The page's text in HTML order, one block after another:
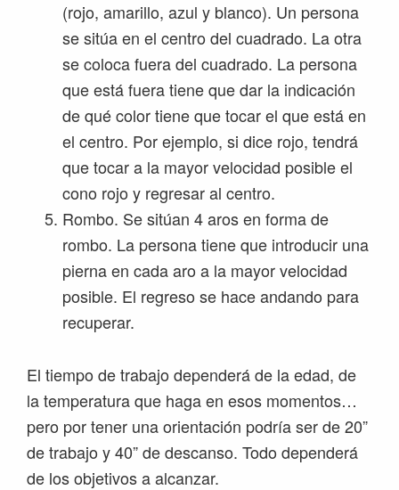
(rojo, amarillo, azul y blanco). Un persona
se sitúa en el centro del cuadrado. La otra
se coloca fuera del cuadrado. La persona
que está fuera tiene que dar la indicación
de qué color tiene que tocar el que está en
el centro. Por ejemplo, si dice rojo, tendrá
que tocar a la mayor velocidad posible el
cono rojo y regresar al centro.
Rombo. Se sitúan 4 aros en forma de
rombo. La persona tiene que introducir una
pierna en cada aro a la mayor velocidad
posible. El regreso se hace andando para
recuperar.
El tiempo de trabajo dependerá de la edad, de
la temperatura que haga en esos momentos…
pero por tener una orientación podría ser de 20”
de trabajo y 40” de descanso. Todo dependerá
de los objetivos a alcanzar.